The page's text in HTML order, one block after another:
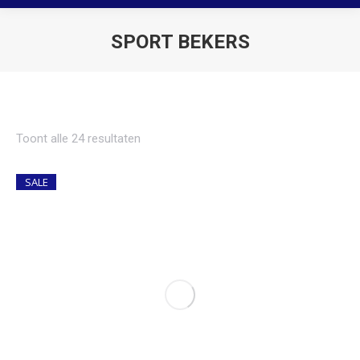
SPORT BEKERS
Toont alle 24 resultaten
SALE